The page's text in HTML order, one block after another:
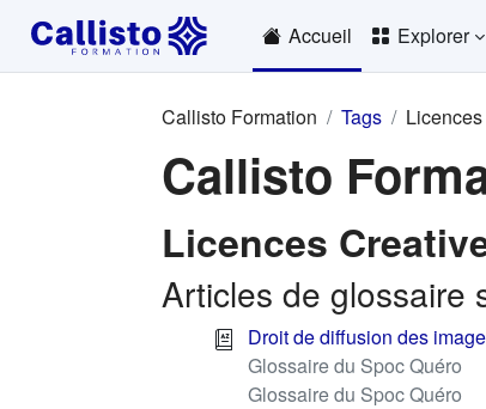
Passer au contenu principal
Accueil
Explorer
Callisto Formation Tags
Callisto
Licences
Articles de glossaire
Droit de diffusion des
Glossaire du Spoc Quéro
Glossaire du Spoc Quéro